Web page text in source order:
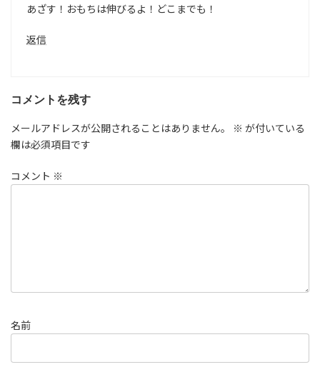
あざす！おもちは伸びるよ！どこまでも！
返信
コメントを残す
メールアドレスが公開されることはありません。 ※ が付いている
欄は必須項目です
コメント ※
名前